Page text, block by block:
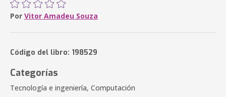
Por Vitor Amadeu Souza
Código del libro: 198529
Categorías
Tecnología e ingeniería, Computación